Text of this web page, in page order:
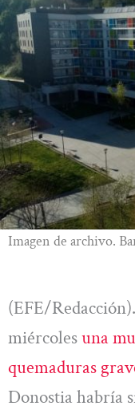
Imagen de archivo.
(EFE/
miércolesuna
quemaduras
Donostia habría